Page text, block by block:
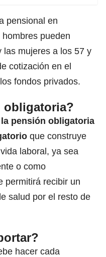
pensional en
pueden
las mujeres a los 57 y
cotización en el
fondos privados.
obligatoria?
la pensión obligatoria
que construye
laboral, ya sea
o como
permitirá recibir un
salud por el resto de
hacer cada